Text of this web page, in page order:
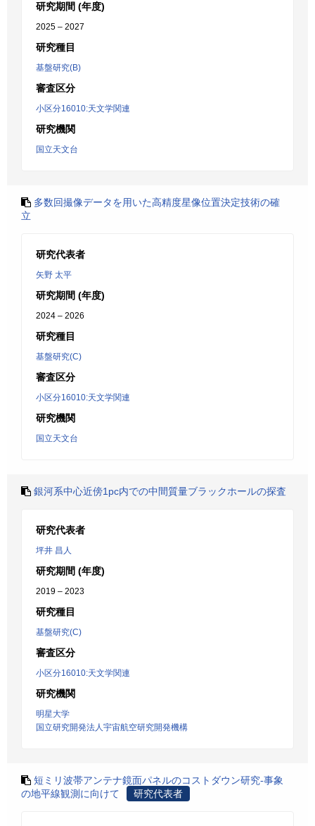
研究期間 (年度)
2025 – 2027
研究種目
基盤研究(B)
審査区分
小区分16010:天文学関連
研究機関
国立天文台
多数回撮像データを用いた高精度星像位置決定技術の確
立
研究代表者
矢野 太平
研究期間 (年度)
2024 – 2026
研究種目
基盤研究(C)
審査区分
小区分16010:天文学関連
研究機関
国立天文台
銀河系中心近傍1pc内での中間質量ブラックホールの探査
研究代表者
坪井 昌人
研究期間 (年度)
2019 – 2023
研究種目
基盤研究(C)
審査区分
小区分16010:天文学関連
研究機関
明星大学
国立研究開発法人宇宙航空研究開発機構
短ミリ波帯アンテナ鏡面パネルのコストダウン研究-事象
の地平線観測に向けて
研究代表者